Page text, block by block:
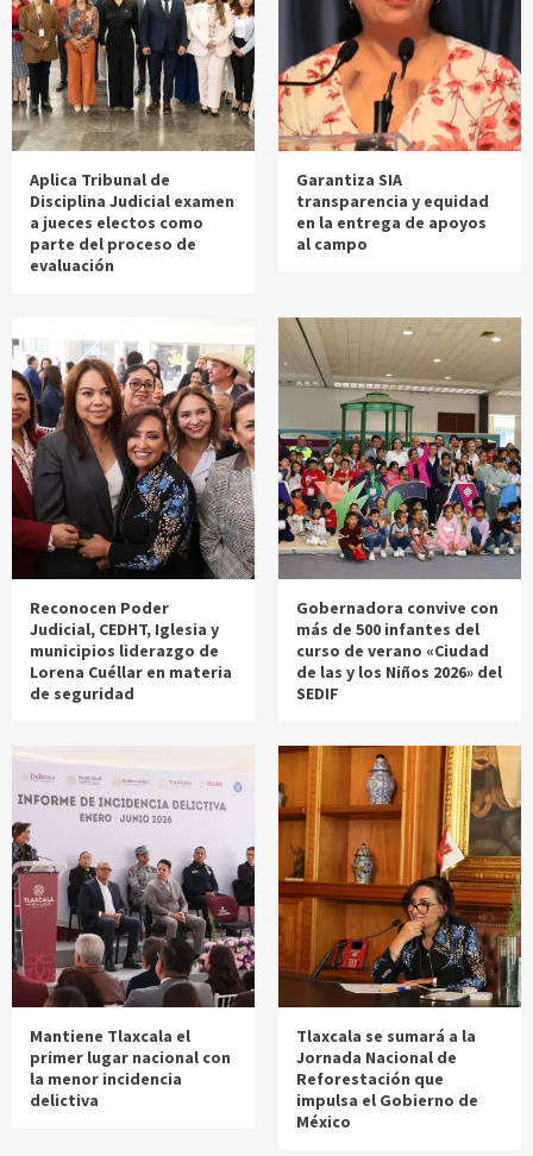
Aplica Tribunal de
Disciplina Judicial examen
a jueces electos como
parte del proceso de
evaluación
Garantiza SIA
transparencia y equidad
en la entrega de apoyos
al campo
Reconocen Poder
Judicial, CEDHT, Iglesia y
municipios liderazgo de
Lorena Cuéllar en materia
de seguridad
Gobernadora convive con
más de 500 infantes del
curso de verano «Ciudad
de las y los Niños 2026» del
SEDIF
Mantiene Tlaxcala el
primer lugar nacional con
la menor incidencia
delictiva
Tlaxcala se sumará a la
Jornada Nacional de
Reforestación que
impulsa el Gobierno de
México